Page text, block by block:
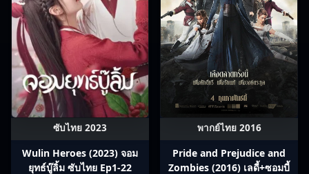
ซับไทย 2023
Wulin Heroes (2023) จอม
ยุทธ์บู๊ลิ้ม ซับไทย Ep1-22
พากย์ไทย 2016
Pride and Prejudice and
Zombies (2016) เลดี้+ซอมบี้